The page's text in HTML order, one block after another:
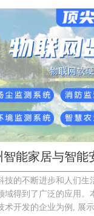
智能家居与智能
技的不断进步和人们生
域得到了广泛的应用。
术开发的企业为例, 展示